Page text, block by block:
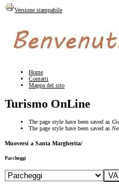
Versione stampabile
Home
Contatti
Mappa del sito
Turismo OnLine
The page style have been saved as
The page style have been saved as
Muoversi a Santa Margherita/
Parcheggi